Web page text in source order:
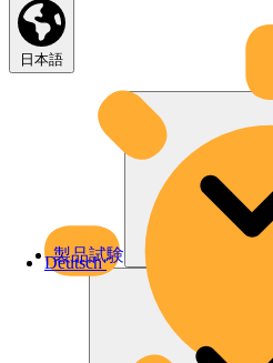
日本語
Deutsch
製品試験